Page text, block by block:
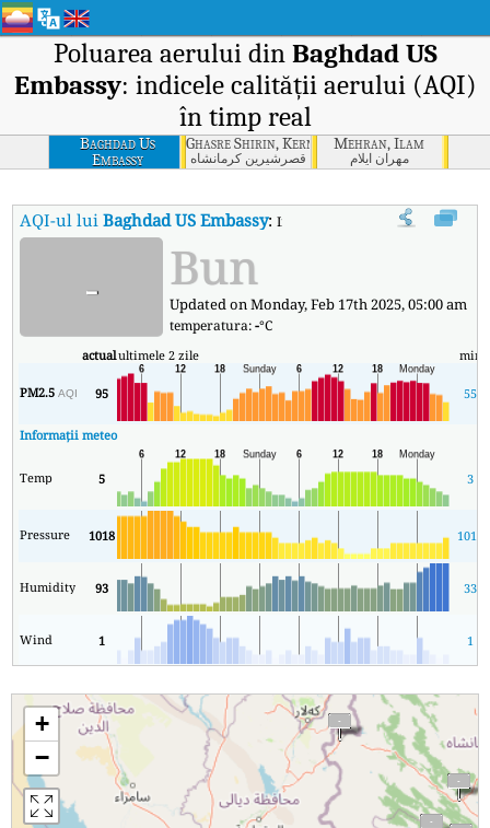
Poluarea aerului din Baghdad US
Embassy: indicele calității aerului (AQI)
în timp real
Baghdad Us
Embassy
Ghasre Shirin, Kerman Shah
قصرشیرین كرمانشاه
Mehran, Ilam
مهران ایلام
AQI-ul luiBaghdad US Embassy:Indicele calității aerului (AQI) în
- Bun
Updated on Monday, Feb 17th 2025, 05:00 am
temperatura:-°C
actualultimele 2 zile min
PM2.5AQI 95 55
Informații meteo
Temp 5 3
Pressure 1018 1015
Humidity 93 33
Wind 1 1
+
−